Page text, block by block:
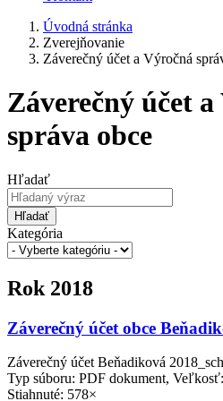
Úvodná stránka
Zverejňovanie
Záverečný účet a Výročná
Záverečný účet
správa obce
Hľadať
Hľadať
Kategória
Rok 2018
Záverečný účet obce
Záverečný účet Beňadiková
Typ súboru: PDF dokument,
Stiahnuté: 578×